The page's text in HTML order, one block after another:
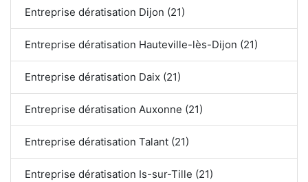
Entreprise dératisation Dijon (21)
Entreprise dératisation Hauteville-lès-Dijon (21)
Entreprise dératisation Daix (21)
Entreprise dératisation Auxonne (21)
Entreprise dératisation Talant (21)
Entreprise dératisation Is-sur-Tille (21)